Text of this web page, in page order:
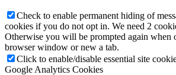
Check to enable permanent hiding of
cookies if you do not opt in. We need 2
Otherwise you will be prompted again when
browser window or new a tab.
Click to enable/disable essential site
Google Analytics Cookies